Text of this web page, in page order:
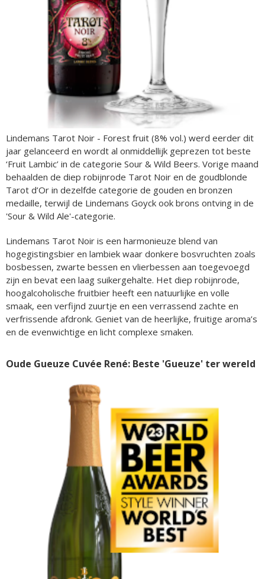
Lindemans Tarot Noir - Forest fruit (8% vol.) werd eerder dit
jaar gelanceerd en wordt al onmiddellijk geprezen tot beste
‘Fruit Lambic’ in de categorie Sour & Wild Beers. Vorige maand
behaalden de diep robijnrode Tarot Noir en de goudblonde
Tarot d’Or in dezelfde categorie de gouden en bronzen
medaille, terwijl de Lindemans Goyck ook brons ontving in de
'Sour & Wild Ale'-categorie.
Lindemans Tarot Noir is een harmonieuze blend van
hogegistingsbier en lambiek waar donkere bosvruchten zoals
bosbessen, zwarte bessen en vlierbessen aan toegevoegd
zijn en bevat een laag suikergehalte. Het diep robijnrode,
hoogalcoholische fruitbier heeft een natuurlijke en volle
smaak, een verfijnd zuurtje en een verrassend zachte en
verfrissende afdronk. Geniet van de heerlijke, fruitige aroma’s
en de evenwichtige en licht complexe smaken.
Oude Gueuze Cuvée René: Beste 'Gueuze' ter wereld